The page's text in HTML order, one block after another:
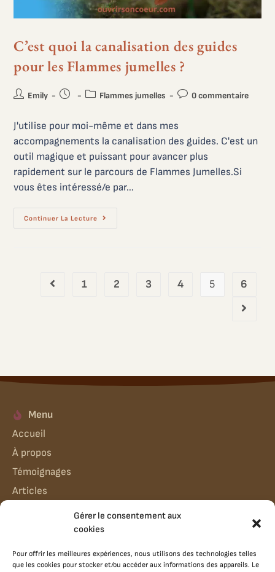
Gérer le consentement aux
cookies
Pour offrir les meilleures expériences, nous utilisons des technologies telles
que les cookies pour stocker et/ou accéder aux informations des appareils. Le
C’est quoi la canalisation des guides
pour les Flammes jumelles ?
Emily Flammes jumelles 0 commentaire
J'utilise pour moi-même et dans mes
accompagnements la canalisation des guides. C'est un
outil magique et puissant pour avancer plus
rapidement sur le parcours de Flammes Jumelles.Si
vous êtes intéressé/e par…
Continuer La Lecture
1 2 3 4 5 6
Menu
Accueil
À propos
Témoignages
Articles
Infos & Contact
A propos de moi | Contact
Mon Compte
CGV